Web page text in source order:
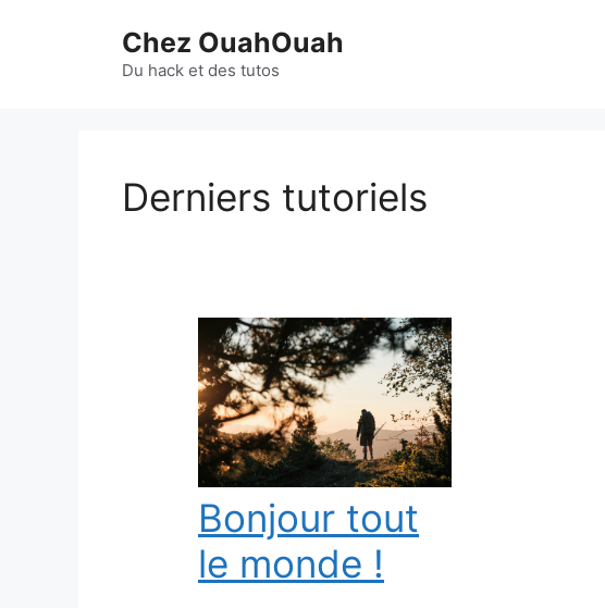
Chez OuahOuah
Du hack et des tutos
Derniers tutoriels
Bonjour tout
le monde !